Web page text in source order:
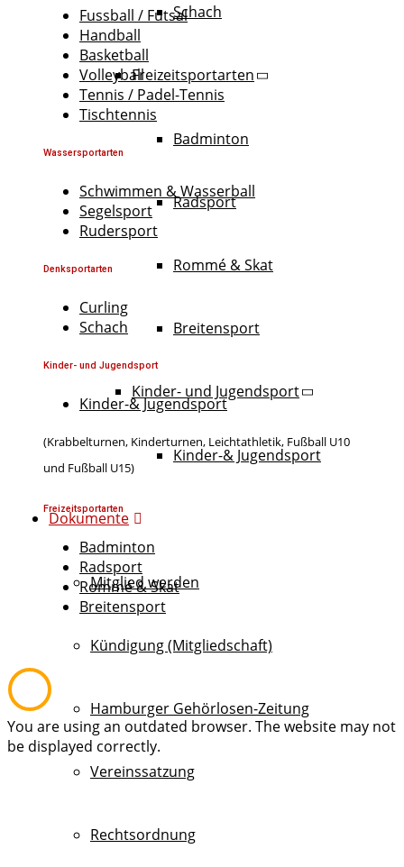
Schach
Freizeitsportarten
Badminton
Radsport
Rommé & Skat
Breitensport
Kinder- und Jugendsport
Kinder-& Jugendsport
Dokumente
Mitglied werden
Kündigung (Mitgliedschaft)
Hamburger Gehörlosen-Zeitung
Vereinssatzung
Rechtsordnung
Fussball / Futsal
Handball
Basketball
Volleyball
Tennis / Padel-Tennis
Tischtennis
Wassersportarten
Schwimmen & Wasserball
Segelsport
Rudersport
Denksportarten
Curling
Schach
Kinder- und Jugendsport
Kinder-& Jugendsport
(Krabbelturnen, Kinderturnen, Leichtathletik, Fußball U10
und Fußball U15)
Freizeitsportarten
Badminton
Radsport
Rommé & Skat
Breitensport
You are using an outdated browser. The website may not
be displayed correctly.